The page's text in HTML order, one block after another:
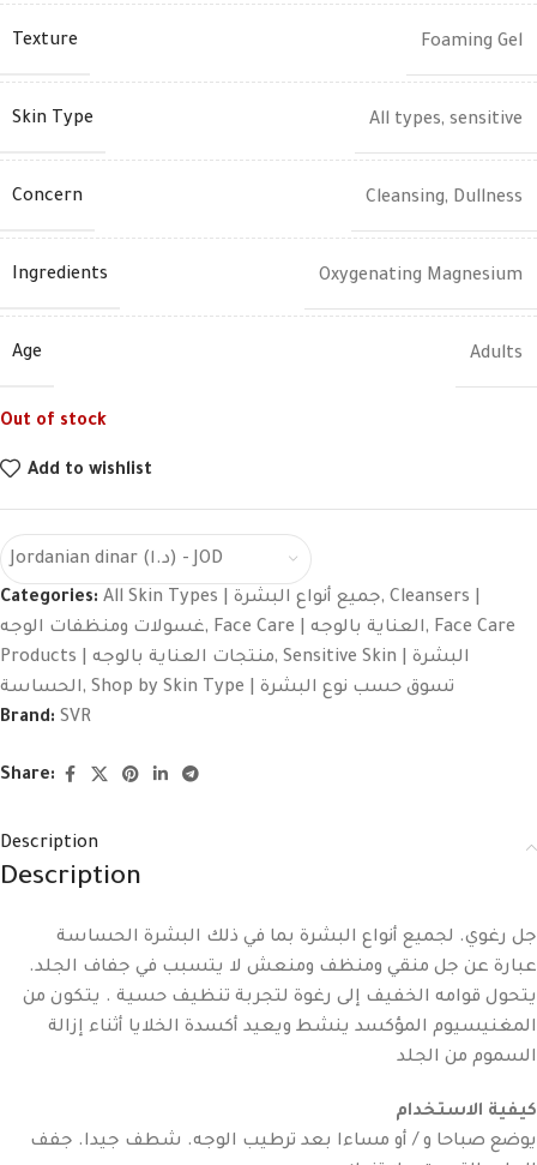
Texture Foaming Gel
Skin Type All types, sensitive
Concern Cleansing, Dullness
Ingredients Oxygenating Magnesium
Age Adults
Out of stock
Add to wishlist
Jordanian dinar (د.ا) - JOD
Categories: All Skin Types | جميع أنواع البشرة, Cleansers |
غسولات ومنظفات الوجه, Face Care | العناية بالوجه, Face Care
Products | منتجات العناية بالوجه, Sensitive Skin | البشرة
الحساسة,
Shop by Skin Type | تسوق حسب نوع البشرة
Brand: SVR
Share:
Description
Description
جل رغوي. لجميع أنواع البشرة بما في ذلك البشرة الحساسة
عبارة عن جل منقي ومنظف ومنعش لا يتسبب في جفاف الجلد.
يتحول قوامه الخفيف إلى رغوة لتجربة تنظيف حسية . يتكون من
المغنيسيوم المؤكسد ينشط ويعيد أكسدة الخلايا أثناء إزالة
السموم من الجلد
كيفية الاستخدام
يوضع صباحا و / أو مساءا بعد ترطيب الوجه. شطف جيدا. جفف